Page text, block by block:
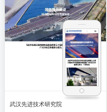
武汉先进技术研究院